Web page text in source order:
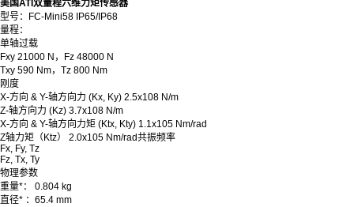
美国ATI双量程六维力矩传感器
型号：FC-Mini58 IP65/IP68
量程：
单轴过载
Fxy 21000 N，Fz 48000 N
Txy 590 Nm，Tz 800 Nm
刚度
X-方向 & Y-轴方向力 (Kx, Ky) 2.5x108 N/m
Z-轴方向力 (Kz) 3.7x108 N/m
X-方向 & Y-轴方向力矩 (Ktx, Kty) 1.1x105 Nm/rad
Z轴力矩（Ktz） 2.0x105 Nm/rad共振频率
Fx, Fy, Tz
Fz, Tx, Ty
物理参数
重量*：
0.804 kg
直径* ： 65.4 mm